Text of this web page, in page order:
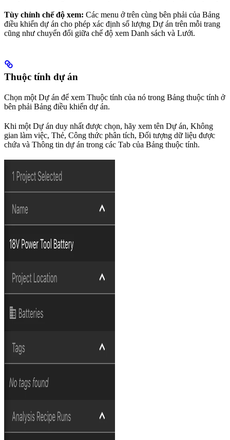
Tùy chỉnh chế độ xem: Các menu ở trên cùng bên phải của Bảng
điều khiển dự án cho phép xác định số lượng Dự án trên mỗi trang
cũng như chuyển đổi giữa chế độ xem Danh sách và Lưới.
Thuộc tính dự án
Chọn một Dự án để xem Thuộc tính của nó trong Bảng thuộc tính ở
bên phải Bảng điều khiển dự án.
Khi một Dự án duy nhất được chọn, hãy xem tên Dự án, Không
gian làm việc, Thẻ, Công thức phân tích, Đối tượng dữ liệu được
chứa và Thông tin dự án trong các Tab của Bảng thuộc tính.